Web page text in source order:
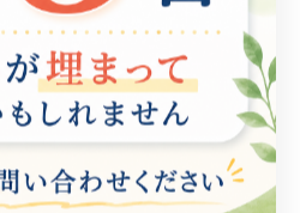
リー Categories